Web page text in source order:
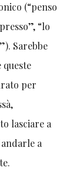
(“penso
“lo
Sarebbe
per
lasciare a
a